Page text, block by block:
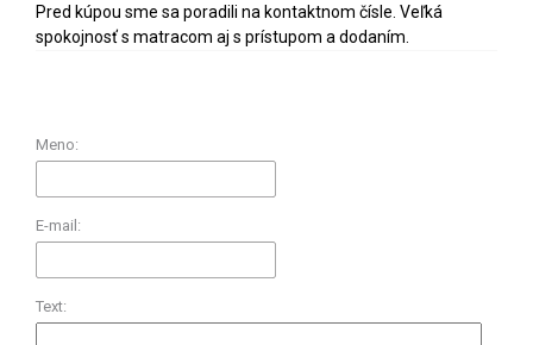
Pred kúpou sme sa poradili na kontaktnom čísle. Veľká
spokojnosť s matracom aj s prístupom a dodaním.
Meno:
E-mail:
Text: